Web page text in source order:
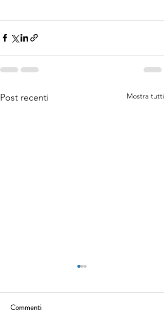
Post recenti Mostra tutti
Commenti